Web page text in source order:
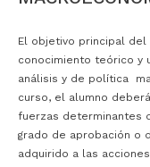
El objetivo principal
conocimiento teórico y
análisis y de política
curso, el alumno
fuerzas determinantes
grado de aprobación o
adquirido a las